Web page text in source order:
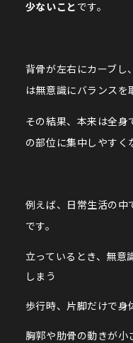
少ないこと です。
背骨が左右にカーブし
は無意識にバランスを
その結果、本来は全
の部位に集中しやすく
例えば、日常生活の中
です。
立っているとき、無意
しまう
歩行時、片脚だけで身
胸郭や肋骨の動きが小